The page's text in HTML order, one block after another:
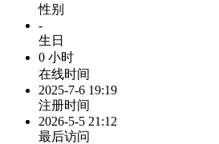
性别
-
生日
0 小时
在线时间
2025-7-6 19:19
注册时间
2026-5-5 21:12
最后访问